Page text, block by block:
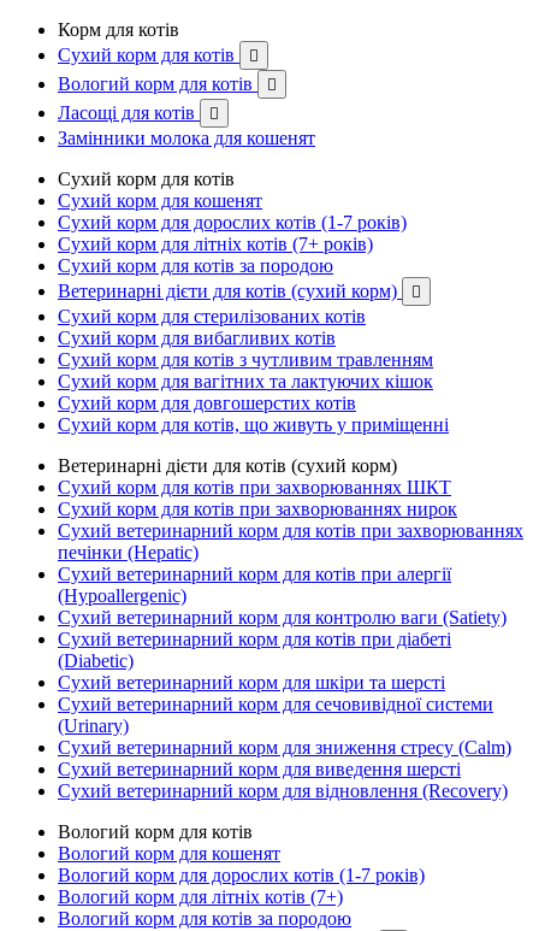
Корм для котів
Сухий корм для котів

Вологий корм для котів 
Ласощі для котів 
Замінники молока для кошенят
Сухий корм для котів
Сухий корм для кошенят
Сухий корм для дорослих котів (1-7 років)
Сухий корм для літніх котів (7+ років)
Сухий корм для котів за породою
Ветеринарні дієти для котів (сухий корм)

Сухий корм для стерилізованих котів
Сухий корм для вибагливих котів
Сухий корм для котів з чутливим травленням
Сухий корм для вагітних та лактуючих кішок
Сухий корм для довгошерстих котів
Сухий корм для котів, що живуть у приміщенні
Ветеринарні дієти для котів (сухий корм)
Сухий корм для котів при захворюваннях ШКТ
Сухий корм для котів при захворюваннях нирок
Сухий ветеринарний корм для котів при захворюваннях
печінки (Hepatic)
Сухий ветеринарний корм для котів при алергії
(Hypoallergenic)
Сухий ветеринарний корм для контролю ваги (Satiety)
Сухий ветеринарний корм для котів при діабеті
(Diabetic)
Сухий ветеринарний корм для шкіри та шерсті
Сухий ветеринарний корм для сечовивідної системи
(Urinary)
Сухий ветеринарний корм для зниження стресу (Calm)
Сухий ветеринарний корм для виведення шерсті
Сухий ветеринарний корм для відновлення (Recovery)
Вологий корм для котів
Вологий корм для кошенят
Вологий корм для дорослих котів (1-7 років)
Вологий корм для літніх котів (7+)
Вологий корм для котів за породою